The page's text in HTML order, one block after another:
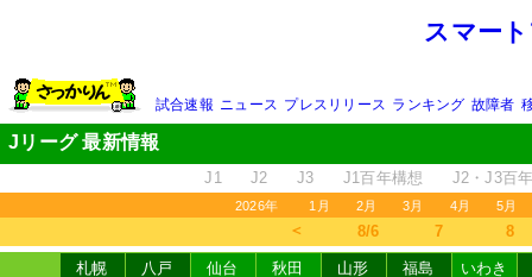
スマー
試合速報 ニュース プレスリリース ランキング 故障者
Jリーグ 最新情報
J1 J2 J3 J1百年構想 J2・J3百
2026年 1月 2月 3月 4月 5月
＜ 8/6 7 8
札幌 八戸 仙台 秋田 山形 福島
いわき